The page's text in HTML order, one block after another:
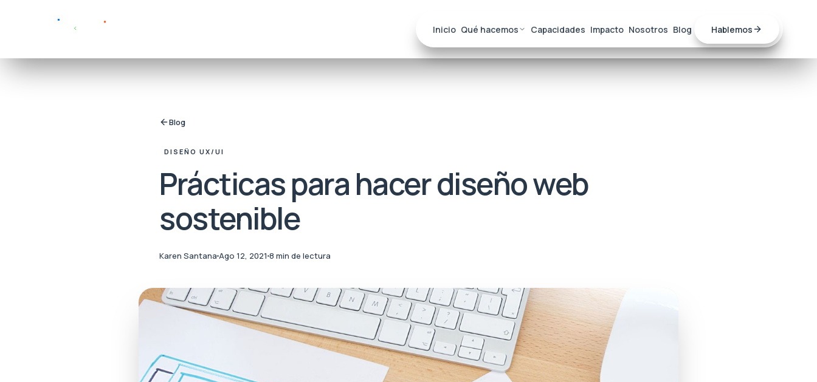
Inicio Qué hacemos Capacidades Impacto Nosotros Blog Hablemos
Blog
DISEÑO UX/UI
Prácticas para hacer diseño web
sostenible
Karen Santana Ago 12, 2021 8 min de lectura